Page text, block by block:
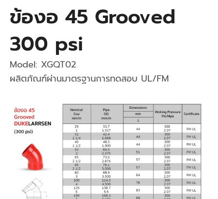
ข้องอ 45 Grooved
300 psi
Model: XGQT02
ผลิตภัณฑ์ผ่านมาตรฐานการทดสอบ UL/FM